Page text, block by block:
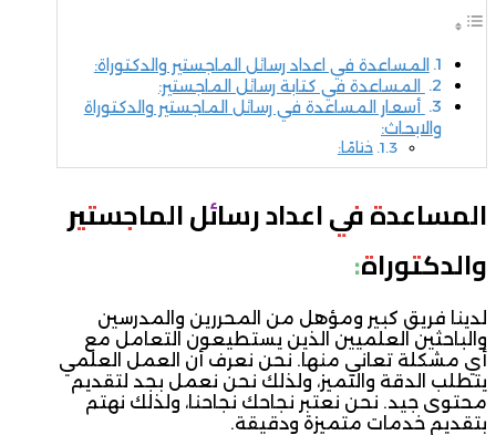
المساعدة في اعداد رسائل الماجستير والدكتوراة:
المساعدة في كتابة رسائل الماجستير:
أسعار المساعدة في رسائل الماجستير والدكتوراة
والابحاث:
ختامًا:
المساعدة في اعداد رسائل الماجستير
والدكتوراة:
لدينا فريق كبير ومؤهل من المحررين والمدرسين
والباحثين العلميين الذين يستطيعون التعامل مع
أي مشكلة تعاني منها. نحن نعرف أن العمل العلمي
يتطلب الدقة والتميز، ولذلك نحن نعمل بجد لتقديم
محتوى جيد. نحن نعتبر نجاحك نجاحنا، ولذلك نهتم
بتقديم خدمات متميزة ودقيقة.